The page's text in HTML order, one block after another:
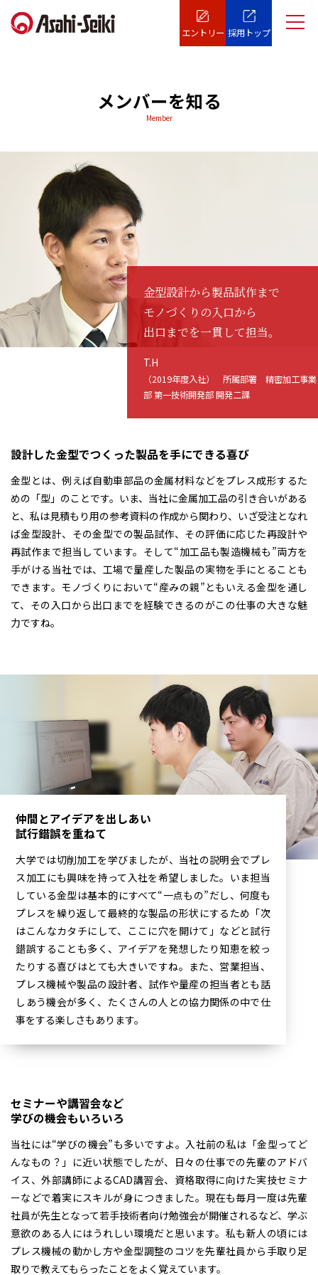
エントリー 採用トップ
メンバーを知る
Member
金型設計から製品試作まで
モノづくりの入口から
出口までを一貫して担当。
T.H
（2019年度入社） 所属部署 精密加工事業
部 第一技術開発部 開発二課
設計した金型でつくった製品を手にできる喜び
金型とは、例えば自動車部品の金属材料などをプレス成形するた
めの「型」のことです。いま、当社に金属加工品の引き合いがある
と、私は見積もり用の参考資料の作成から関わり、いざ受注となれ
ば金型設計、その金型での製品試作、その評価に応じた再設計や
再試作まで担当しています。そして“加工品も製造機械も”両方を
手がける当社では、工場で量産した製品の実物を手にとることも
できます。モノづくりにおいて“産みの親”ともいえる金型を通し
て、その入口から出口までを経験できるのがこの仕事の大きな魅
力ですね。
仲間とアイデアを出しあい
試行錯誤を重ねて
大学では切削加工を学びましたが、当社の説明会でプレ
ス加工にも興味を持って入社を希望しました。いま担当
している金型は基本的にすべて“一点もの”だし、何度も
プレスを繰り返して最終的な製品の形状にするため「次
はこんなカタチにして、ここに穴を開けて」などと試行
錯誤することも多く、アイデアを発想したり知恵を絞っ
たりする喜びはとても大きいですね。また、営業担当、
プレス機械や製品の設計者、試作や量産の担当者とも話
しあう機会が多く、たくさんの人との協力関係の中で仕
事をする楽しさもあります。
セミナーや講習会など
学びの機会もいろいろ
当社には“学びの機会”も多いですよ。入社前の私は「金型ってど
んなもの？」に近い状態でしたが、日々の仕事での先輩のアドバ
イス、外部講師によるCAD講習会、資格取得に向けた実技セミナ
ーなどで着実にスキルが身につきました。現在も毎月一度は先輩
社員が先生となって若手技術者向け勉強会が開催されるなど、学ぶ
意欲のある人にはうれしい環境だと思います。私も新人の頃には
プレス機械の動かし方や金型調整のコツを先輩社員から手取り足
取りで教えてもらったことをよく覚えています。